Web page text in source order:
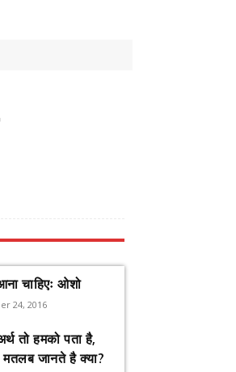
चाहिएः ओशो
24, 2016
तो हमको पता है,
जानते है क्या?